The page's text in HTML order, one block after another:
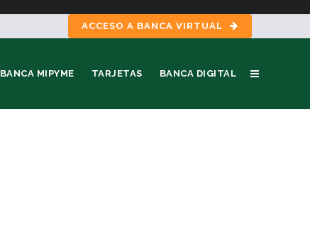
ACCESO A BANCA VIRTUAL
BANCA MIPYME TARJETAS BANCA DIGITAL